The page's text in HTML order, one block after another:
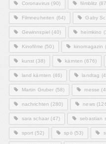
Coronavirus (90) filmblitz
Filmneuheiten (64) Gaby
Gewinnspiel (40) heimkino
Kinofilme (50) kinomagazin
kunst (38) kärnten (676)
land kärnten (46) landtag
Martin Gruber (58) messe
nachrichten (280) news
sara schaar (47) sebastian
sport (52) spö (53)